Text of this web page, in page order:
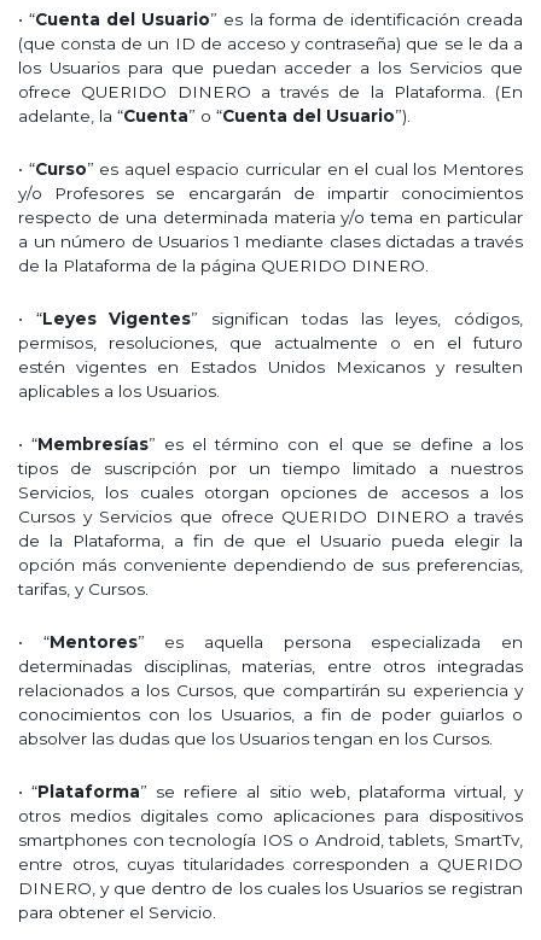
• “Cuenta del Usuario” es la forma de identificación creada
(que consta de un ID de acceso y contraseña) que se le da a
los Usuarios para que puedan acceder a los Servicios que
ofrece QUERIDO DINERO a través de la Plataforma. (En
adelante, la “Cuenta” o “Cuenta del Usuario”).
• “Curso” es aquel espacio curricular en el cual los Mentores
y/o Profesores se encargarán de impartir conocimientos
respecto de una determinada materia y/o tema en particular
a un número de Usuarios 1 mediante clases dictadas a través
de la Plataforma de la página QUERIDO DINERO.
• “Leyes Vigentes” significan todas las leyes, códigos,
permisos, resoluciones, que actualmente o en el futuro
estén vigentes en Estados Unidos Mexicanos y resulten
aplicables a los Usuarios.
• “Membresías” es el término con el que se define a los
tipos de suscripción por un tiempo limitado a nuestros
Servicios, los cuales otorgan opciones de accesos a los
Cursos y Servicios que ofrece QUERIDO DINERO a través
de la Plataforma, a fin de que el Usuario pueda elegir la
opción más conveniente dependiendo de sus preferencias,
tarifas, y Cursos.
• “Mentores” es aquella persona especializada en
determinadas disciplinas, materias, entre otros integradas
relacionados a los Cursos, que compartirán su experiencia y
conocimientos con los Usuarios, a fin de poder guiarlos o
absolver las dudas que los Usuarios tengan en los Cursos.
• “Plataforma” se refiere al sitio web, plataforma virtual, y
otros medios digitales como aplicaciones para dispositivos
smartphones con tecnología IOS o Android, tablets, SmartTv,
entre otros, cuyas titularidades corresponden a QUERIDO
DINERO, y que dentro de los cuales los Usuarios se registran
para obtener el Servicio.